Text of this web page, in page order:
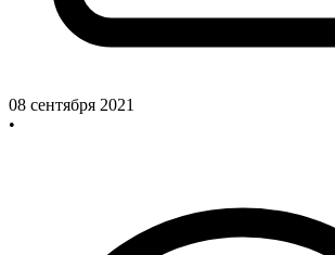
08 сентября 2021
•